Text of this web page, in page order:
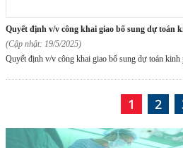
quyết định v/v công khai giao bổ sung dự toán
(Cập nhật: 19/5/2025)
Quyết định v/v công khai giao bổ sung dự toán
1 2